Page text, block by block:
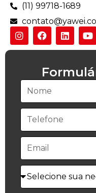
(11) 99718-1689